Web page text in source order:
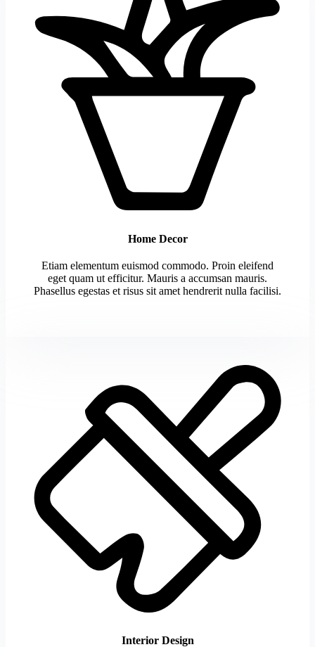
Home Decor
Etiam elementum euismod commodo. Proin eleifend
eget quam ut efficitur. Mauris a accumsan mauris.
Phasellus egestas et risus sit amet hendrerit nulla facilisi.
Interior Design